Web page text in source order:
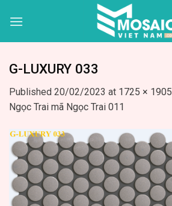
G-LUXURY 033
Published 20/02/2023 at 1725 × 1905
Ngọc Trai mã Ngọc Trai 011